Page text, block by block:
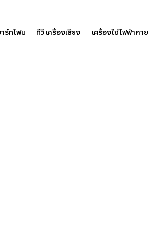
ร์ทโฟน ทีวี เครื่องเสียง เครื่องใช้ไฟฟ้าภา